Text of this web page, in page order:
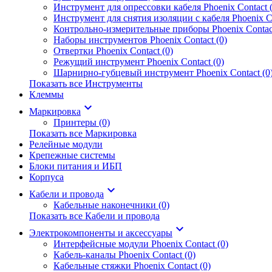
Инструмент для опрессовки кабеля Phoenix Contact
Инструмент для снятия изоляции с кабеля Phoenix
Контрольно-измерительные приборы Phoenix
Наборы инструментов Phoenix Contact (0)
Отвертки Phoenix Contact (0)
Режущий инструмент Phoenix Contact (0)
Шарнирно-губцевый инструмент Phoenix Contact
Показать все Инструменты
Клеммы
Маркировка keyboard_arrow_down
Принтеры (0)
Показать все Маркировка
Релейные модули
Крепежные системы
Блоки питания и ИБП
Корпуса
Кабели и провода keyboard_arrow_down
Кабельные наконечники (0)
Показать все Кабели и провода
Электрокомпоненты и аксессуары keyboard_arrow_down
Интерфейсные модули Phoenix Contact (0)
Кабель-каналы Phoenix Contact (0)
Кабельные стяжки Phoenix Contact (0)